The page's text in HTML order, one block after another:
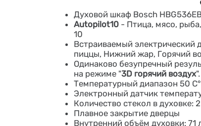
Духовой шкаф Bosch
Autopilot10 - Птица, мясо,
10
Встраиваемый
пиццы, Нижний жар, Горячий
Одинаково безупречный
на режиме "3D горячий воздух".
Температурный диапазон 50
Электронный датчик
Количество стекол в духовке: 2
Плавное закрытие дверцы
Внутренний объём духовки: 71